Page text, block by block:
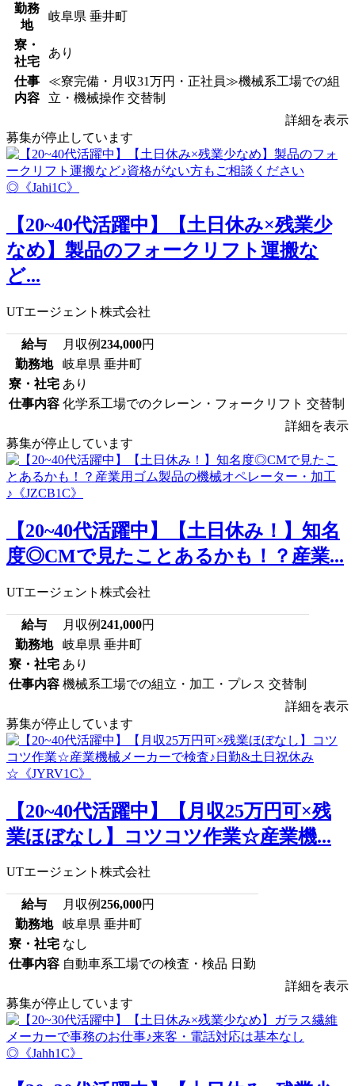
勤務
地
岐阜県 垂井町
寮・
社宅
あり
仕事
内容
≪寮完備・月収31万円・正社員≫機械系工場での組
立・機械操作 交替制
詳細を表示
募集が停止しています
【20~40代活躍中】【土日休み×残業少
なめ】製品のフォークリフト運搬な
ど...
UTエージェント株式会社
給与 月収例234,000円
勤務地
岐阜県 垂井町
寮・社宅 あり
仕事内容 化学系工場でのクレーン・フォークリフト 交替制
詳細を表示
募集が停止しています
【20~40代活躍中】【土日休み！】知名
度◎CMで見たことあるかも！？産業...
UTエージェント株式会社
給与 月収例241,000円
勤務地
岐阜県 垂井町
寮・社宅 あり
仕事内容 機械系工場での組立・加工・プレス 交替制
詳細を表示
募集が停止しています
【20~40代活躍中】【月収25万円可×残
業ほぼなし】コツコツ作業☆産業機...
UTエージェント株式会社
給与 月収例256,000円
勤務地
岐阜県 垂井町
寮・社宅 なし
仕事内容 自動車系工場での検査・検品 日勤
詳細を表示
募集が停止しています